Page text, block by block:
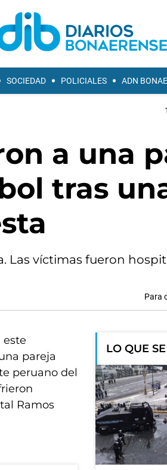
SOCIEDAD POLICIALES ADN
a una
tras
Las víctimas fueron
Para
este
pareja
peruano del
Ramos
LO QUE